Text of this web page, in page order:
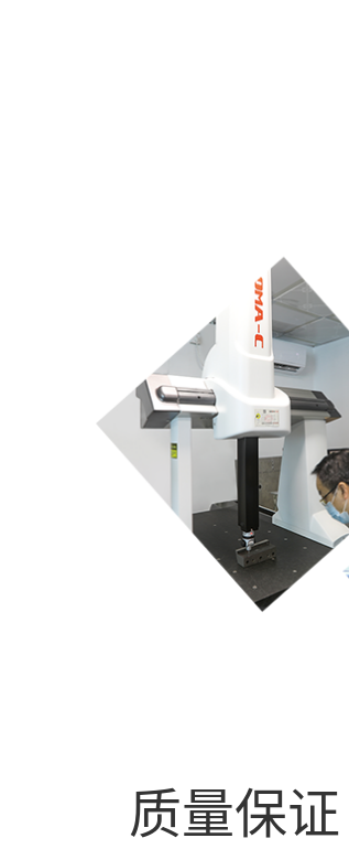
质量保证